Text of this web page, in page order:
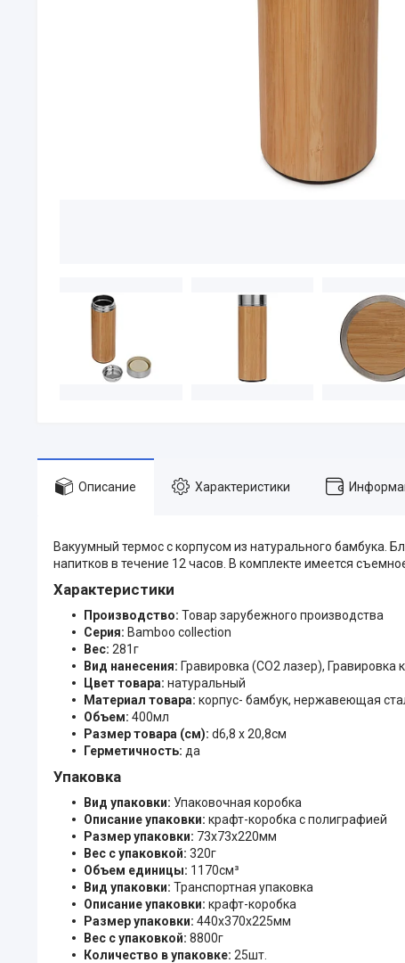
Описание Характеристики
Вакуумный термос с корпусом из натурального бамбука.
напитков в течение 12 часов. В комплекте имеется
Характеристики
Производство: Товар зарубежного производства
Серия: Bamboo collection
Вес: 281г
Вид нанесения: Гравировка (CO2 лазер), Гравировка
Цвет товара: натуральный
Материал товара: корпус- бамбук, нержавеющая
Объем: 400мл
Размер товара (см): d6,8 х 20,8см
Герметичность: да
Упаковка
Вид упаковки: Упаковочная коробка
Описание упаковки: крафт-коробка с полиграфией
Размер упаковки: 73x73x220мм
Вес с упаковкой: 320г
Объем единицы: 1170см³
Вид упаковки: Транспортная упаковка
Описание упаковки: крафт-коробка
Размер упаковки: 440x370x225мм
Вес с упаковкой: 8800г
Количество в упаковке: 25шт.